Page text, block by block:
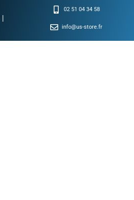
02 51 04 34 58
info@us-store.fr